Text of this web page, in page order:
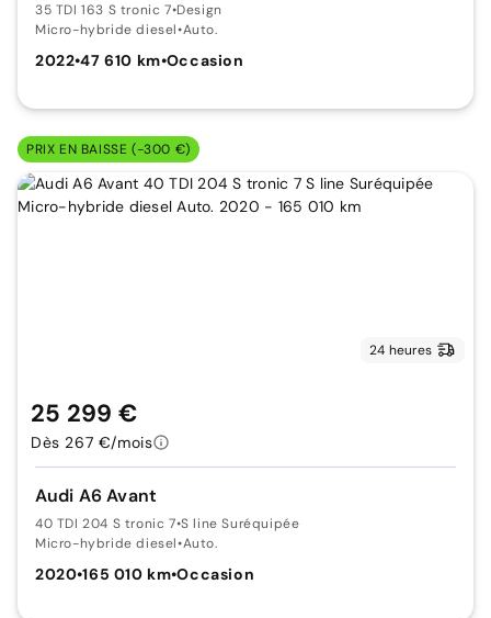
35 TDI 163 S tronic 7•Design
Micro-hybride diesel•Auto.
2022•47 610 km•Occasion
PRIX EN BAISSE (-300 €)
24 heures
Audi A6 Avant
40 TDI 204 S tronic 7•S line Suréquipée
Micro-hybride diesel•Auto.
2020•165 010 km•Occasion
25 299 €
Dès 267 €/mois